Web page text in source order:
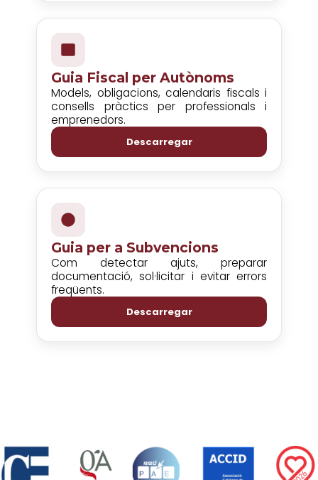
Guia Fiscal per Autònoms
Models, obligacions, calendaris fiscals i
consells pràctics per professionals i
emprenedors.
Descarregar
Guia per a Subvencions
Com detectar ajuts, preparar
documentació, sol·licitar i evitar errors
freqüents.
Descarregar